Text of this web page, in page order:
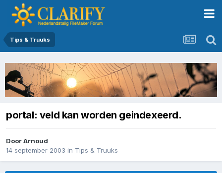
Tips & Truuks
portal: veld kan worden geindexeerd.
DoorArnoud
14 september 2003 in Tips & Truuks